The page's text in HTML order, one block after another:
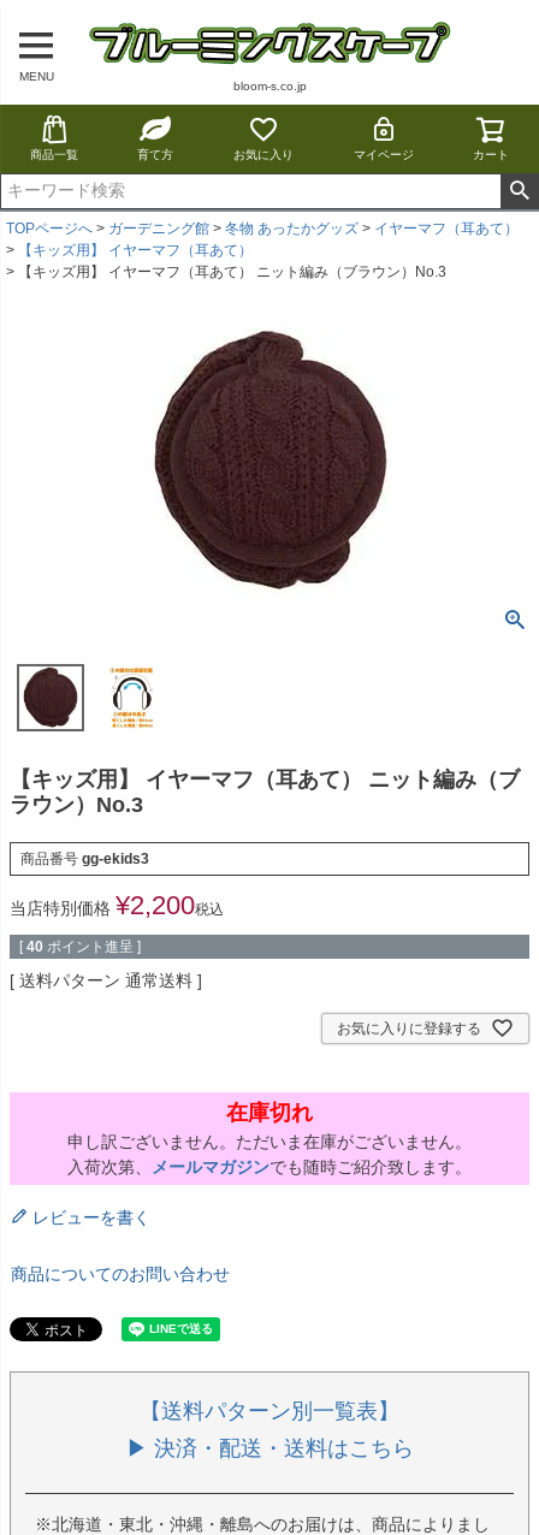
MENU
bloom-s.co.jp
商品一覧 育て方 お気に入り マイページ カート
TOPページへ ガーデニング館 冬物 あったかグッズ
イヤーマフ（耳あて）
【キッズ用】 イヤーマフ（耳あて）
【キッズ用】 イヤーマフ（耳あて） ニット編み（ブラウン）No.3
【キッズ用】 イヤーマフ（耳あて） ニット編み（ブ
ラウン）No.3
商品番号 gg-ekids3
当店特別価格 ¥2,200税込
[ 40 ポイント進呈 ]
送料パターン 通常送料
お気に入りに登録する
在庫切れ
申し訳ございません。ただいま在庫がございません。
入荷次第、
メールマガジンでも随時ご紹介致します。
レビューを書く
商品についてのお問い合わせ
【送料パターン別一覧表】
▶ 決済・配送・送料はこちら
※北海道・東北・沖縄・離島へのお届けは、商品によりまし